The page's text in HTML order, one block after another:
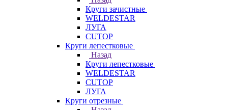
Круги зачистные
WELDESTAR
ЛУГА
CUTOP
Круги лепестковые
Назад
Круги лепестковые
WELDESTAR
CUTOP
ЛУГА
Круги отрезные